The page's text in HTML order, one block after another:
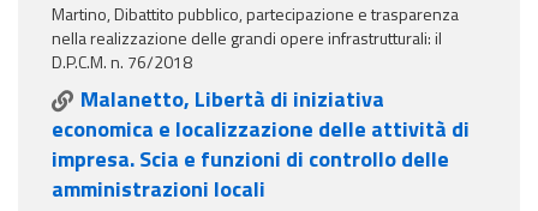
Martino, Dibattito pubblico, partecipazione e trasparenza
nella realizzazione delle grandi opere infrastrutturali: il
D.P.C.M. n. 76/2018
Malanetto, Libertà di iniziativa
economica e localizzazione delle attività di
impresa. Scia e funzioni di controllo delle
amministrazioni locali